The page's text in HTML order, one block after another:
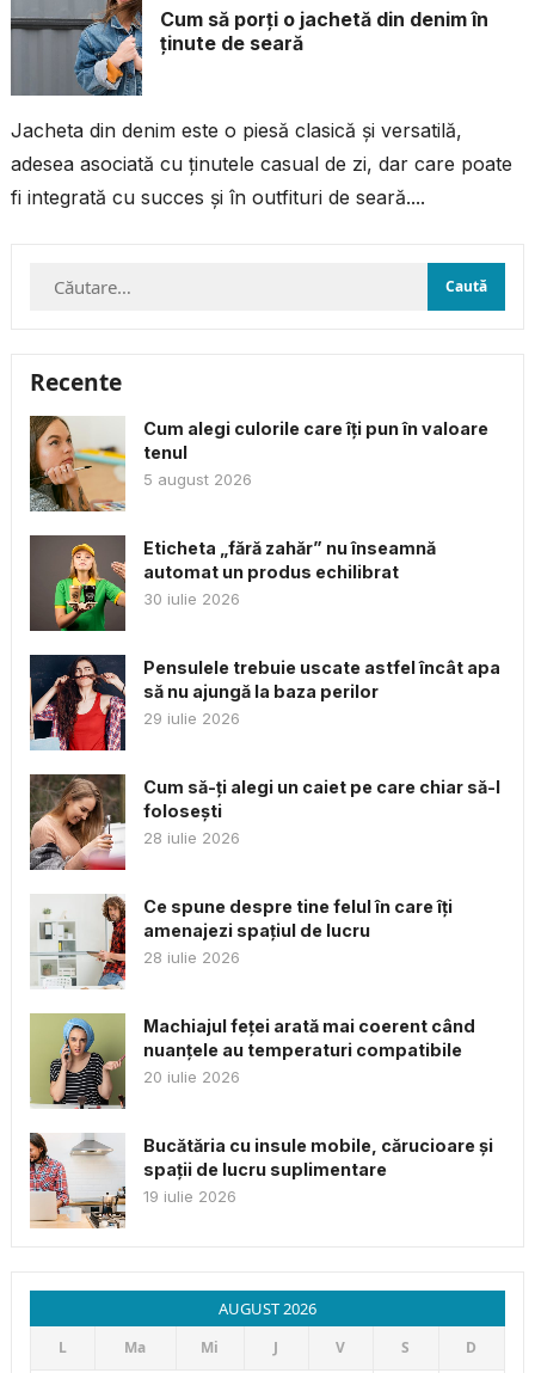
Cum să porți o jachetă din denim în
ținute de seară
Jacheta din denim este o piesă clasică și versatilă,
adesea asociată cu ținutele casual de zi, dar care poate
fi integrată cu succes și în outfituri de seară....
Caută
Recente
Cum alegi culorile care îți pun în valoare
tenul
5 august 2026
Eticheta „fără zahăr” nu înseamnă
automat un produs echilibrat
30 iulie 2026
Pensulele trebuie uscate astfel încât apa
să nu ajungă la baza perilor
29 iulie 2026
Cum să-ți alegi un caiet pe care chiar să-l
folosești
28 iulie 2026
Ce spune despre tine felul în care îți
amenajezi spațiul de lucru
28 iulie 2026
Machiajul feței arată mai coerent când
nuanțele au temperaturi compatibile
20 iulie 2026
Bucătăria cu insule mobile, cărucioare și
spații de lucru suplimentare
19 iulie 2026
AUGUST 2026
L Ma Mi J V S
D